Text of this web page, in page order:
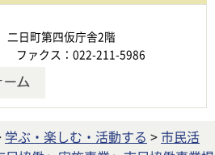
日町第四仮庁舎2階
ファクス：022-211-5986
学ぶ・楽しむ・活動する >市民活